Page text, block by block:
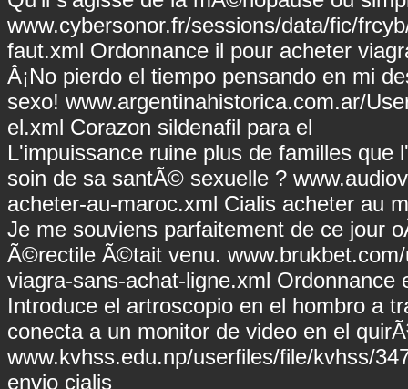
www.cybersonor.fr/sessions/data/fic/
faut.xml Ordonnance il pour acheter
Â¡No pierdo el tiempo pensando en mi
sexo! www.argentinahistorica.com.ar/
el.xml Corazon sildenafil para el
L'impuissance ruine plus de familles que
soin de sa santÃ© sexuelle ?
acheter-au-maroc.xml Cialis acheter au
Je me souviens parfaitement de ce jour
Ã©rectile Ã©tait venu.
viagra-sans-achat-ligne.xml Ordonnance
Introduce el artroscopio en el hombro a
conecta a un monitor de video en el
www.kvhss.edu.np/userfiles/file/kvhss/
envio cialis